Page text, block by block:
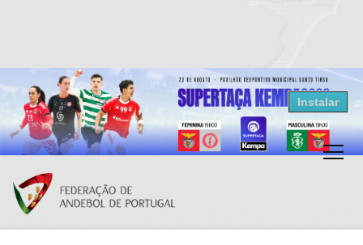
Resultados Andebol
Federação de Andebol de Portugal
Grátis - Disponivel na Play Store
Instalar